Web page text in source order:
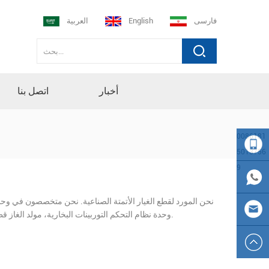
العربية English فارسی
اتصل بنا أخبار
نحن المورد لقطع الغيار الأتمتة الصناعية. نحن متخصصون في
0086181
5013756
9
008618
150137
569
0086
181501
sales23